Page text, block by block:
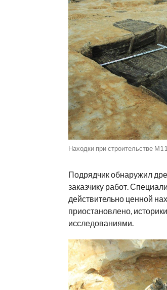
Находки при строительстве
Подрядчик обнаружил
заказчику работ.
действительно ценной
приостановлено,
исследованиями.